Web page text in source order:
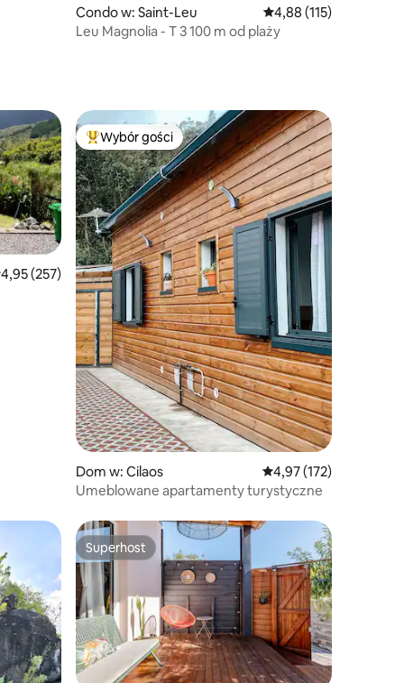
Condo w: Saint-Leu Średnia ocena: 4,88
4,88 (115)
Leu Magnolia - T 3 100 m od plaży
gości
ocena: 4,95 na 5, liczba recenzji: 257
4,95 (257)
Najpopularniejsze z kategorii Wybór gości
Wybór gości
Dom w: Cilaos Średnia ocena: 4,97
4,97 (172)
Umeblowane apartamenty turystyczne
Superhost
Superhost